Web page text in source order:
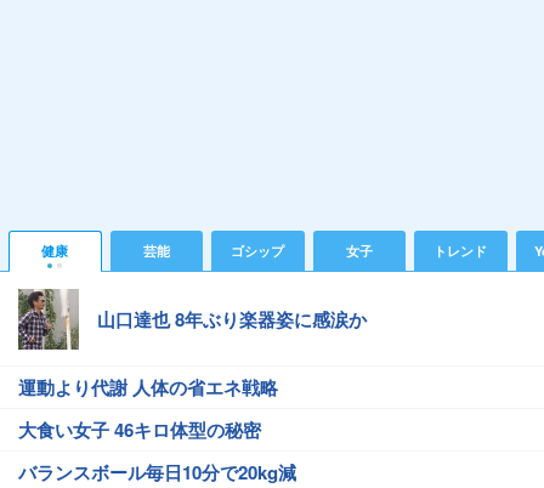
健康 芸能 ゴシップ 女子 トレンド
山口達也 8年ぶり楽器姿に感涙か
運動より代謝 人体の省エネ戦略
大食い女子 46キロ体型の秘密
バランスボール毎日10分で20kg減